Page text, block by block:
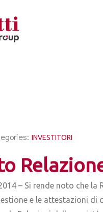
INVESTITORI
– Si rende noto che
e le attestazioni di